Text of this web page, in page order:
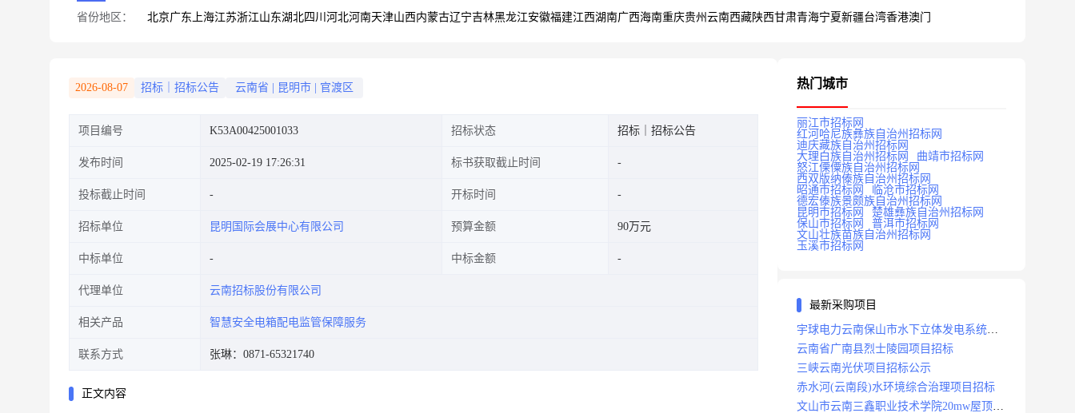
省份地区： 北京广东 上海江苏浙江山东湖北四川 河北河南天津山西内蒙古辽宁吉林黑龙江安徽福建江西湖南广西海南重庆贵州 云南西藏陕西甘肃青海宁夏新疆台湾香港澳门
2026-08-07 招标｜招标公告 云南省 昆明市 官渡区
项目编号 K53A00425001033 招标状态 招标｜招标公告
发布时间 2025-02-19 17:26:31 标书获取截止时间
投标截止时间 开标时间
招标单位 昆明国际会展中心有限公司 预算金额 90万元
中标单位 中标金额
代理单位 云南招标股份有限公司
相关产品 智慧安全电箱配电监管保障服务
联系方式 张琳：0871-65321740
正文内容
热门城市
丽江市招标网
红河哈尼族彝族自治州招标网
迪庆藏族自治州招标网
大理白族自治州招标网
曲靖市招标网
怒江傈僳族自治州招标网
西双版纳傣族自治州招标网
昭通市招标网
临沧市招标网
德宏傣族景颇族自治州招标网
昆明市招标网
楚雄彝族自治州招标网
保山市招标网
普洱市招标网
文山壮族苗族自治州招标网
玉溪市招标网
最新采购项目
宇球电力云南保山市水下立体发电系统项
目招标
云南省广南县烈士陵园项目招标
三峡云南光伏项目招标公示
赤水河(云南段)水环境综合治理项目招标
文山市云南三鑫职业技术学院20mw屋顶分